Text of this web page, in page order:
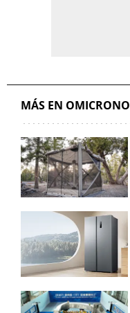
MÁS EN OMICRONO